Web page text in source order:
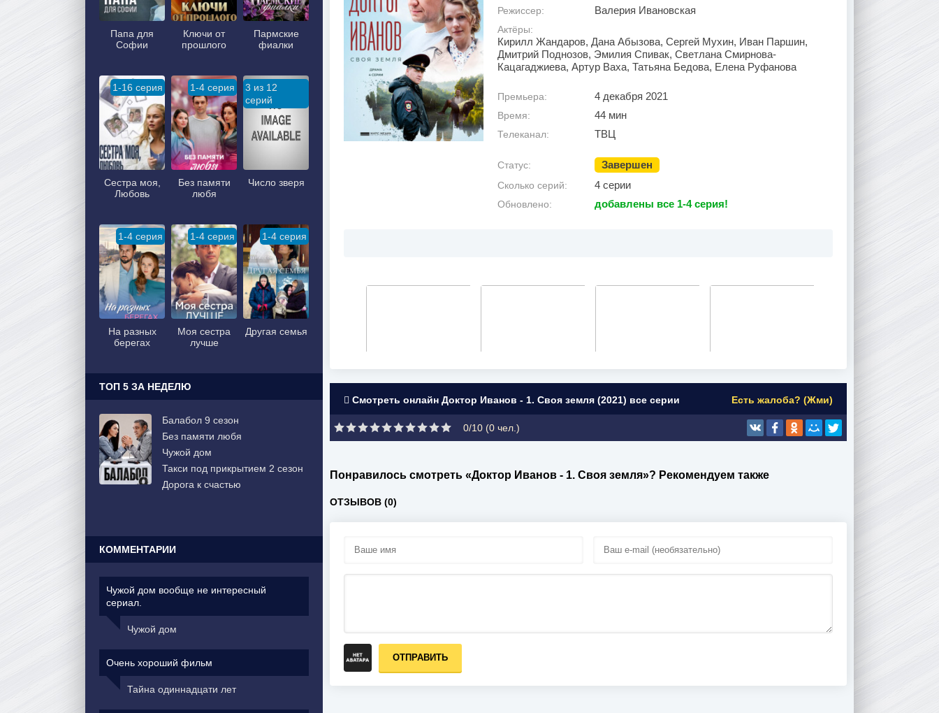
Режиссер: Валерия Ивановская
Актёры:
Кирилл Жандаров, Дана Абызова, Сергей Мухин, Иван Паршин,
Дмитрий Поднозов, Эмилия Спивак, Светлана Смирнова-
Кацагаджиева, Артур Ваха, Татьяна Бедова, Елена Руфанова
Премьера: 4 декабря 2021
Время: 44 мин
Телеканал: ТВЦ
Статус: Завершен
Сколько серий: 4 серии
Обновлено: добавлены все 1-4 серия!
Смотреть онлайн Доктор Иванов - 1. Своя земля (2021) все серии Есть жалоба? (Жми)
0/10 (0 чел.)
Понравилось смотреть «Доктор Иванов - 1. Своя земля»? Рекомендуем также
ОТЗЫВОВ (0)
ОТПРАВИТЬ
Папа для
Софии
Ключи от
прошлого
Пармские
фиалки
1-16 серия
Сестра моя,
Любовь
1-4 серия
Без памяти
любя
3 из 12
серий
Число зверя
1-4 серия
На разных
берегах
1-4 серия
Моя сестра
лучше
1-4 серия
Другая семья
ТОП 5 ЗА НЕДЕЛЮ
Балабол 9 сезон
Без памяти любя
Чужой дом
Такси под прикрытием 2 сезон
Дорога к счастью
КОММЕНТАРИИ
Чужой дом вообще не интересный
сериал.
Чужой дом
Очень хороший фильм
Тайна одиннадцати лет